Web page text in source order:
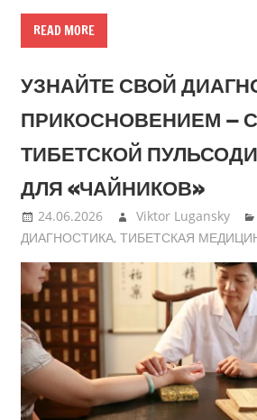
READ MORE
УЗНАЙТЕ СВОЙ
ПРИКОСНОВЕНИЕМ —
ТИБЕТСКОЙ
ДЛЯ «ЧАЙНИКОВ»
24.06.2026 Viktor Lugansky
ДИАГНОСТИКА, ТИБЕТСКАЯ